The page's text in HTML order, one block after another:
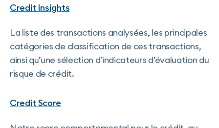
Credit insights
La liste des transactions analysées, les principales
catégories de classification de ces transactions,
ainsi qu’une sélection d’indicateurs d’évaluation du
risque de crédit.
Credit Score